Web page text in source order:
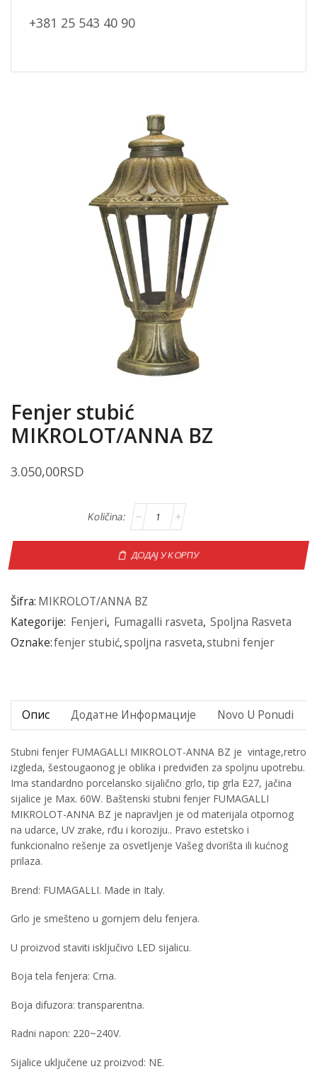
+381 25 543 40 90
Fenjer stubić
MIKROLOT/ANNA BZ
3.050,00RSD
ДОДАЈ У КОРПУ
Šifra: MIKROLOT/ANNA BZ
Kategorije: Fenjeri, Fumagalli rasveta, Spoljna Rasveta
Oznake:fenjer stubić,spoljna rasveta,stubni fenjer
Опис Додатне Информације Novo U Ponudi
Stubni fenjer FUMAGALLI MIKROLOT-ANNA BZ je vintage,retro
izgleda, šestougaonog je oblika i predviđen za spoljnu upotrebu.
Ima standardno porcelansko sijalično grlo, tip grla E27, jačina
sijalice je Max. 60W. Baštenski stubni fenjer FUMAGALLI
MIKROLOT-ANNA BZ je napravljen je od materijala otpornog
na udarce, UV zrake, rđu i koroziju.. Pravo estetsko i
funkcionalno rešenje za osvetljenje Vašeg dvorišta ili kućnog
prilaza.
Brend: FUMAGALLI. Made in Italy.
Grlo je smešteno u gornjem delu fenjera.
U proizvod staviti isključivo LED sijalicu.
Boja tela fenjera: Crna.
Boja difuzora: transparentna.
Radni napon: 220~240V.
Sijalice uključene uz proizvod: NE.